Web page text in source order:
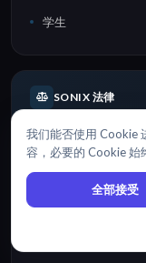
学生
SONIX 法律
法律概览
检察官
我们能否使用 Cookie
容，必要的 Cookie 始
全部接受